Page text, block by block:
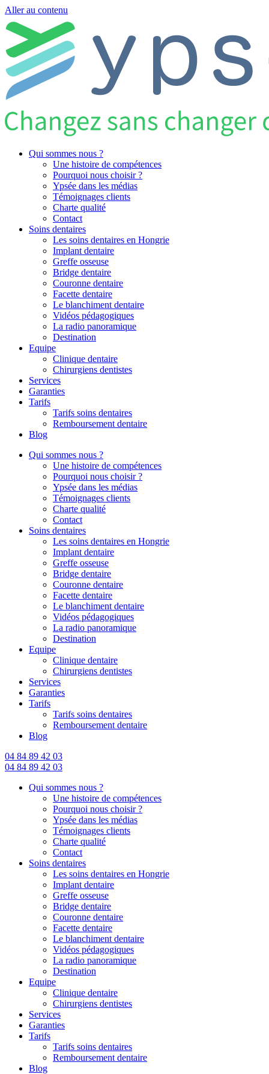
Aller au contenu
Qui sommes nous ?
Une histoire de compétences
Pourquoi nous choisir ?
Ypsée dans les médias
Témoignages clients
Charte qualité
Contact
Soins dentaires
Les soins dentaires en Hongrie
Implant dentaire
Greffe osseuse
Bridge dentaire
Couronne dentaire
Facette dentaire
Le blanchiment dentaire
Vidéos pédagogiques
La radio panoramique
Destination
Equipe
Clinique dentaire
Chirurgiens dentistes
Services
Garanties
Tarifs
Tarifs soins dentaires
Remboursement dentaire
Blog
Qui sommes nous ?
Une histoire de compétences
Pourquoi nous choisir ?
Ypsée dans les médias
Témoignages clients
Charte qualité
Contact
Soins dentaires
Les soins dentaires en Hongrie
Implant dentaire
Greffe osseuse
Bridge dentaire
Couronne dentaire
Facette dentaire
Le blanchiment dentaire
Vidéos pédagogiques
La radio panoramique
Destination
Equipe
Clinique dentaire
Chirurgiens dentistes
Services
Garanties
Tarifs
Tarifs soins dentaires
Remboursement dentaire
Blog
04 84 89 42 03
04 84 89 42 03
Qui sommes nous ?
Une histoire de compétences
Pourquoi nous choisir ?
Ypsée dans les médias
Témoignages clients
Charte qualité
Contact
Soins dentaires
Les soins dentaires en Hongrie
Implant dentaire
Greffe osseuse
Bridge dentaire
Couronne dentaire
Facette dentaire
Le blanchiment dentaire
Vidéos pédagogiques
La radio panoramique
Destination
Equipe
Clinique dentaire
Chirurgiens dentistes
Services
Garanties
Tarifs
Tarifs soins dentaires
Remboursement dentaire
Blog